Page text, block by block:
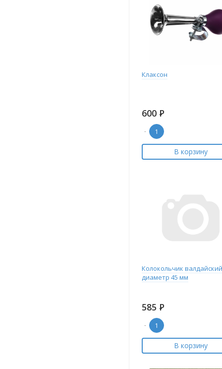
Клаксон
600 Р
-
В корзину
Колокольчик валдайский
диаметр 45 мм
585 Р
-
В корзину